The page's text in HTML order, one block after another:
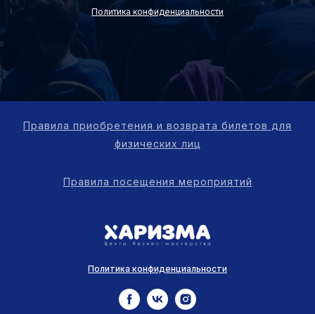
Политика конфиденциальности
Правила приобретения и возврата билетов для
физических лиц
Правила посещения мероприятий
Политика конфиденциальности